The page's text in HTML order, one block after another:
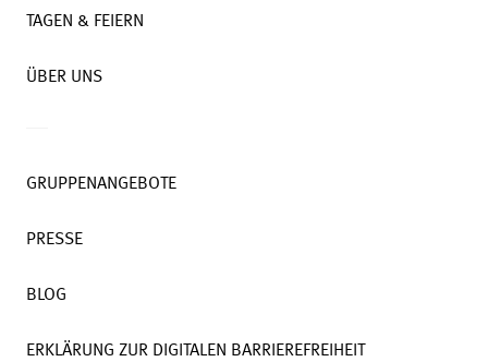
TAGEN & FEIERN
ÜBER UNS
GRUPPENANGEBOTE
PRESSE
BLOG
ERKLÄRUNG ZUR DIGITALEN BARRIEREFREIHEIT